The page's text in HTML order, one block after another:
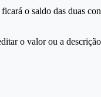
o saldo das duas
o valor ou a